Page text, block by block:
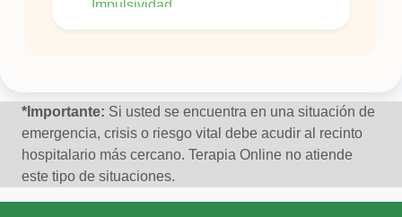
Impulsividad
Insomnio
Personalidad
Problemas de autocontrol
Trastornos Del Animo En General
*Importante: Si usted se encuentra en una situación de
emergencia, crisis o riesgo vital debe acudir al recinto
hospitalario más cercano. Terapia Online no atiende
este tipo de situaciones.